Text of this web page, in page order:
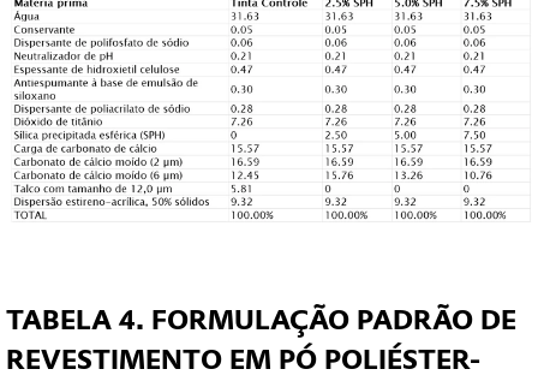
TABELA 4. FORMULAÇÃO PADRÃO DE
REVESTIMENTO EM PÓ POLIÉSTER-